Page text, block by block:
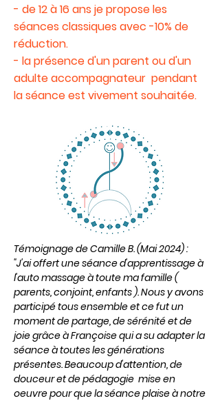
- de 12 à 16 ans je propose les
séances classiques avec -10% de
réduction.
- la présence d'un parent ou d'un
adulte accompagnateur pendant
la séance est vivement souhaitée.
Témoignage de Camille B. (Mai 2024) :
"J'ai offert une séance d'apprentissage à
l'auto massage à toute ma famille (
parents, conjoint, enfants ). Nous y avons
participé tous ensemble et ce fut un
moment de partage, de sérénité et de
joie grâce à Françoise qui a su adapter la
séance à toutes les générations
présentes. Beaucoup d'attention, de
douceur et de pédagogie mise en
oeuvre pour que la séance plaise à notre